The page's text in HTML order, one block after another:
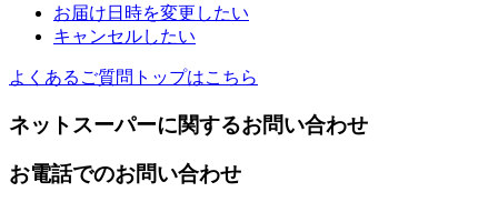
お届け日時を変更したい
キャンセルしたい
よくあるご質問トップはこちら
ネットスーパーに関するお問い合わせ
お電話でのお問い合わせ